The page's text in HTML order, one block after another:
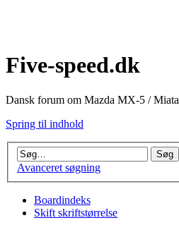
Five-speed.dk
Dansk forum om Mazda MX-5 / Miata
Spring til indhold
Avanceret søgning
Boardindeks
Skift skriftstørrelse